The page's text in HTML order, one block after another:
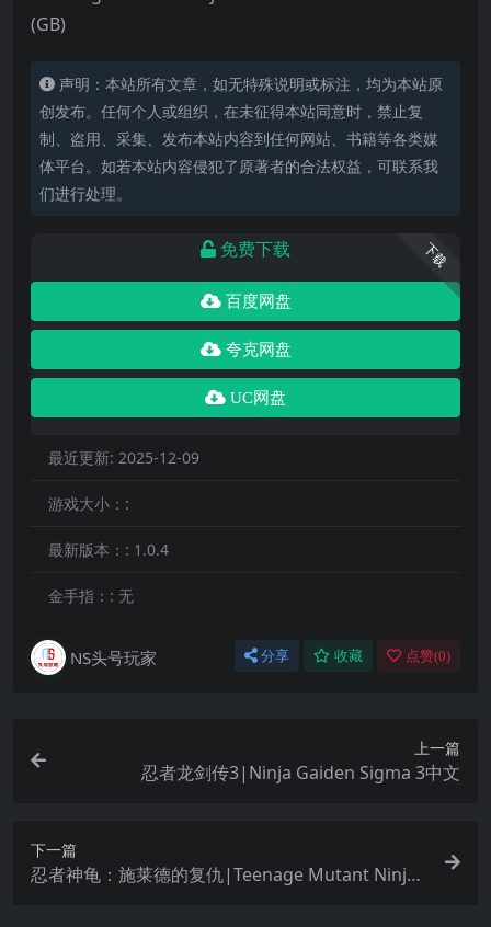
(GB)
声明：本站所有文章，如无特殊说明或标注，均为本站原
创发布。任何个人或组织，在未征得本站同意时，禁止复
制、盗用、采集、发布本站内容到任何网站、书籍等各类媒
体平台。如若本站内容侵犯了原著者的合法权益，可联系我
们进行处理。
下载
免费下载
百度网盘
夸克网盘
UC网盘
最近更新: 2025-12-09
游戏大小：:
最新版本：: 1.0.4
金手指：: 无
NS头号玩家 分享 收藏 点赞(0)
上一篇
忍者龙剑传3|Ninja Gaiden Sigma 3中文
下一篇
忍者神龟：施莱德的复仇|Teenage Mutant Ninja